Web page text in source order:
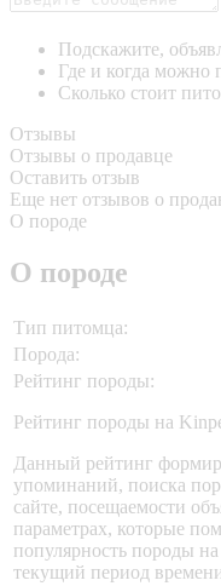
Подскажите,
Где и когда можно
Сколько стоит
Отзывы
Отзывы о продавце
Оставить отзыв
Еще нет отзывов о
О породе
О породе
Тип питомца:
Порода:
Рейтинг породы:
Рейтинг породы на
Данный рейтинг
упоминаний, поиска
сайте, посещаемости
параметрах, которые
популярность породы
текущий период